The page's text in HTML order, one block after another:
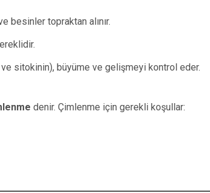
besinler topraktan alınır.
sitokinin), büyüme ve gelişmeyi kontrol eder.
denir. Çimlenme için gerekli koşullar: